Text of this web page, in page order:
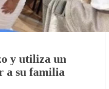
y utiliza un
a su familia